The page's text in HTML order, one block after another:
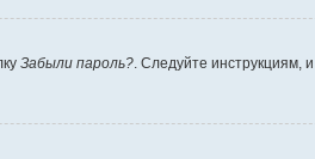
Забыли пароль?. Следуйте инструкциям,